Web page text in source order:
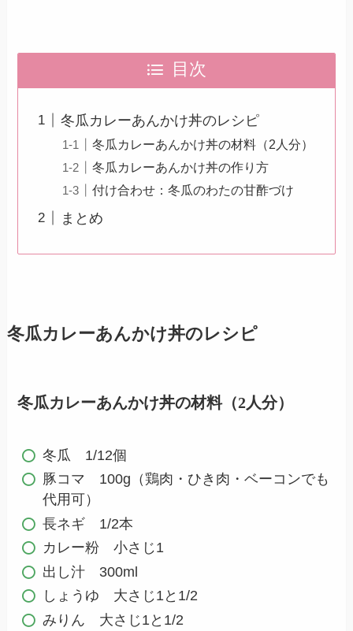
目次
冬瓜カレーあんかけ丼のレシピ
冬瓜カレーあんかけ丼の材料（2人分）
冬瓜カレーあんかけ丼の作り方
付け合わせ：冬瓜のわたの甘酢づけ
まとめ
冬瓜カレーあんかけ丼のレシピ
冬瓜カレーあんかけ丼の材料（2人分）
冬瓜 1/12個
豚コマ 100g（鶏肉・ひき肉・ベーコンでも
代用可）
長ネギ 1/2本
カレー粉 小さじ1
出し汁 300ml
しょうゆ 大さじ1と1/2
みりん 大さじ1と1/2